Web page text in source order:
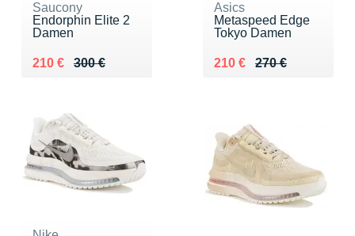
Saucony
Endorphin Elite 2
Damen
300 €
Au lieu de 300 €
210 €
Vendu 210 €
Asics
Metaspeed Edge
Tokyo Damen
270 €
Au lieu de 270 €
210 €
Vendu 210 €